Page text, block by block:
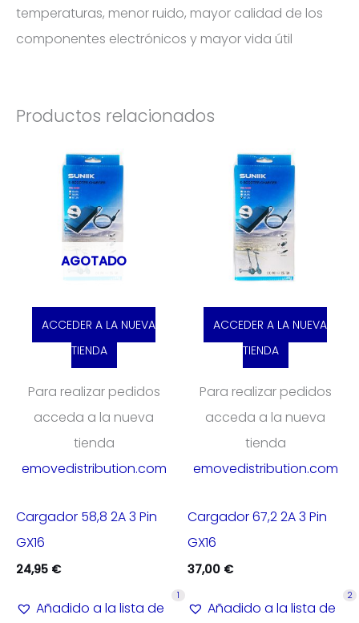
temperaturas, menor ruido, mayor calidad de los
componentes electrónicos y mayor vida útil
Productos relacionados
AGOTADO
ACCEDER A LA NUEVA
TIENDA
Para realizar pedidos
acceda a la nueva
tienda
emovedistribution.com
Cargador 58,8 2A 3 Pin
GX16
24,95 €
Añadido a la lista de
1
ACCEDER A LA NUEVA
TIENDA
Para realizar pedidos
acceda a la nueva
tienda
emovedistribution.com
Cargador 67,2 2A 3 Pin
GX16
37,00 €
Añadido a la lista de
2